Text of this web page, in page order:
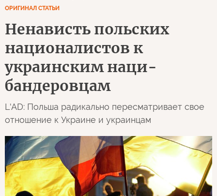
ОРИГИНАЛ СТАТЬИ
Ненависть польских
националистов к
украинским наци-
бандеровцам
L'AD: Польша радикально пересматривает свое
отношение к Украине и украинцам